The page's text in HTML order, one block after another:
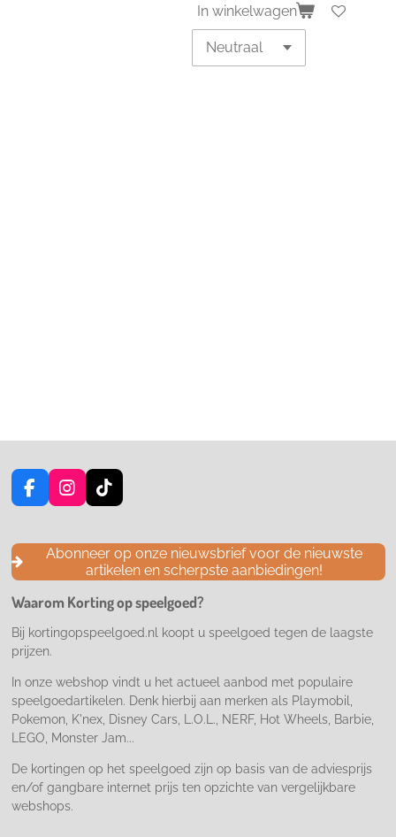
In winkelwagen
F
a
e
o
k
I
n
t
a
g
r
a
m
T
i
T
o
k
Abonneer op onze nieuwsbrief voor de nieuwste
artikelen en scherpste aanbiedingen!
Waarom Korting op speelgoed?
Bij kortingopspeelgoed.nl koopt u speelgoed tegen de laagste
prijzen.
In onze webshop vindt u het actueel aanbod met populaire
speelgoedartikelen. Denk hierbij aan merken als Playmobil,
Pokemon, K'nex, Disney Cars, L.O.L., NERF, Hot Wheels, Barbie,
LEGO, Monster Jam...
De kortingen op het speelgoed zijn op basis van de adviesprijs
en/of gangbare internet prijs ten opzichte van vergelijkbare
webshops.